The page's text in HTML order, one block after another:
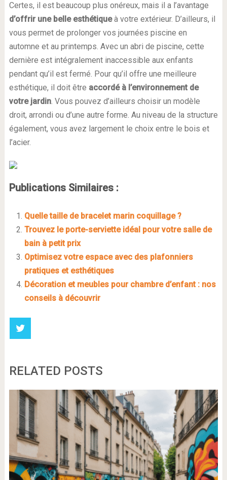
Certes, il est beaucoup plus onéreux, mais il a l’avantage
d’offrir une belle esthétiqueà votre extérieur. D’ailleurs, il
vous permet de prolonger vos journées piscine en
automne et au printemps. Avec un abri de piscine, cette
dernière est intégralement inaccessible aux enfants
pendant qu’il est fermé. Pour qu’il offre une meilleure
esthétique, il doit être accordé à l’environnement de
votre jardin. Vous pouvez d’ailleurs choisir un modèle
droit, arrondi ou d’une autre forme. Au niveau de la structure
également, vous avez largement le choix entre le bois et
l’acier.
Publications Similaires :
Quelle taille de bracelet marin coquillage ?
Trouvez le porte-serviette idéal pour votre salle de
bain à petit prix
Optimisez votre espace avec des plafonniers
pratiques et esthétiques
Décoration et meubles pour chambre d’enfant : nos
conseils à découvrir
RELATED POSTS